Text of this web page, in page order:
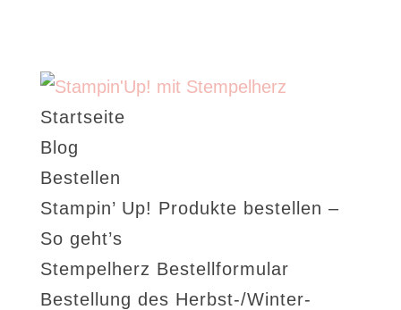
Startseite
Blog
Bestellen
Stampin’ Up! Produkte bestellen –
So geht’s
Stempelherz Bestellformular
Bestellung des Herbst-/Winter-